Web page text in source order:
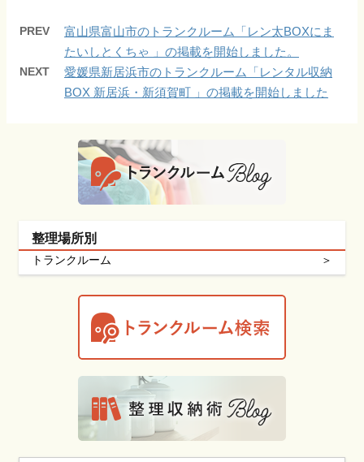
PREV
富山県富山市のトランクルーム「レン太BOXにま
たいしとくちゃ 」の掲載を開始しました。
NEXT
愛媛県新居浜市のトランクルーム「レンタル収納
BOX 新居浜・新須賀町 」の掲載を開始しました
整理場所別
トランクルーム